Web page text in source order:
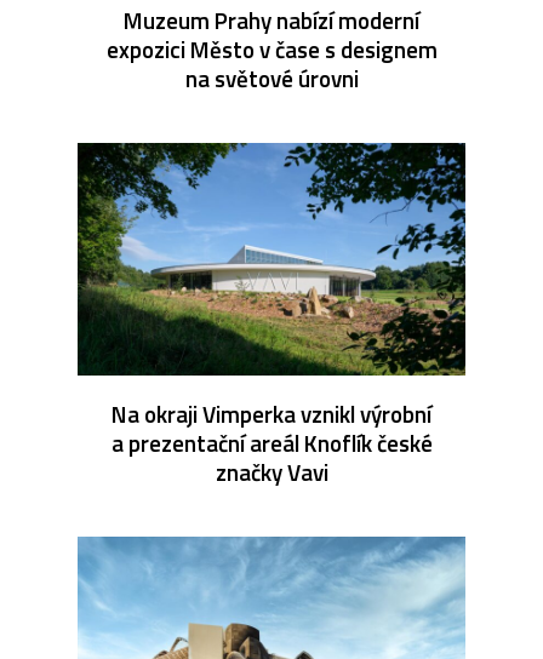
Muzeum Prahy nabízí moderní
expozici Město v čase s designem
na světové úrovni
Na okraji Vimperka vznikl výrobní
a prezentační areál Knoflík české
značky Vavi